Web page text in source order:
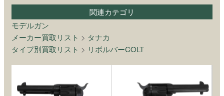
関連カテゴリ
モデルガン
メーカー買取リスト > タナカ
タイプ別買取リスト > リボルバーCOLT